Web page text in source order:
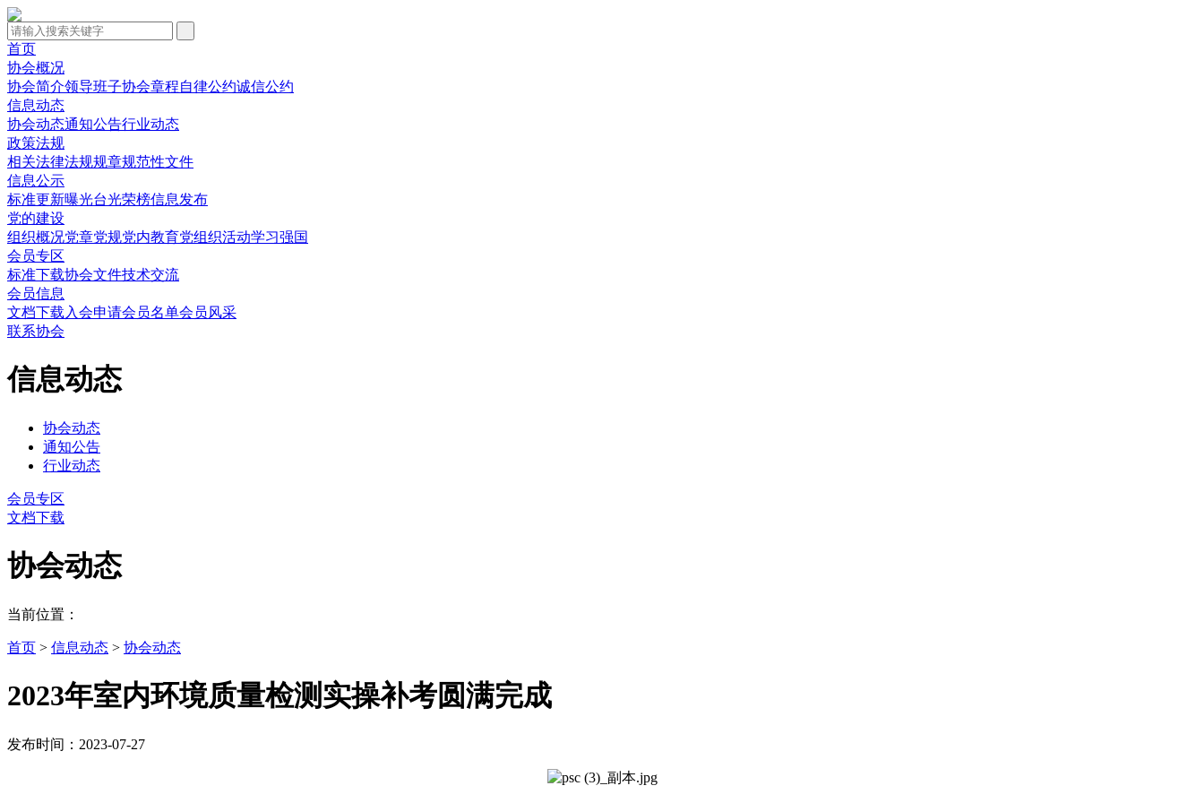
首页
协会概况
协会简介领导班子协会章程自律公约诚信公约
信息动态
协会动态通知公告行业动态
政策法规
相关法律法规规章规范性文件
信息公示
标准更新曝光台光荣榜信息发布
党的建设
组织概况党章党规党内教育党组织活动学习强国
会员专区
标准下载协会文件技术交流
会员信息
文档下载 入会申请会员名单会员风采
联系协会
信息动态
协会动态
通知公告
行业动态
会员专区
文档下载
协会动态
当前位置：
首页 > 信息动态 > 协会动态
2023年室内环境质量检测实操补考圆满完成
发布时间：2023-07-27